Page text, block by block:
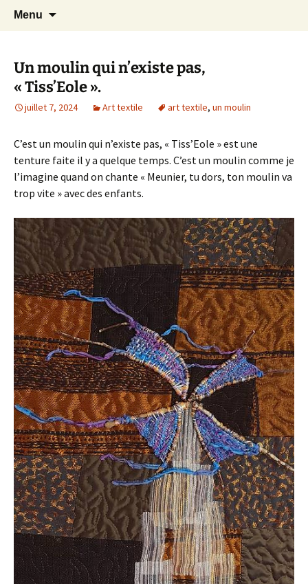
Allerfilsetcrayons
Le blog de Sophie A
Menu
Un moulin qui n’existe pas,
« Tiss’Eole ».
juillet 7, 2024 Art textile art textile, un moulin
C’est un moulin qui n’existe pas, « Tiss’Eole » est une
tenture faite il y a quelque temps. C’est un moulin comme je
l’imagine quand on chante « Meunier, tu dors, ton moulin va
trop vite » avec des enfants.